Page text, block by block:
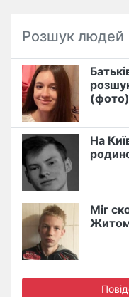
Розшук людей
(фото)
На
Міг